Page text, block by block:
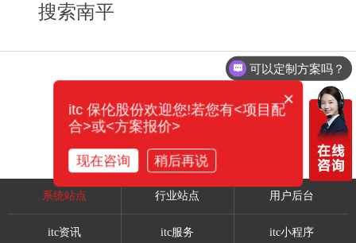
搜索南平
系统站点 行业站点 用户后台
itc资讯 itc服务 itc小程序
可以定制方案吗？
×
itc 保伦股份欢迎您!若您有<项目配
合>或<方案报价>
现在咨询 稍后再说